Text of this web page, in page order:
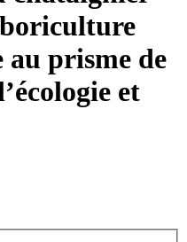
au prisme de
et